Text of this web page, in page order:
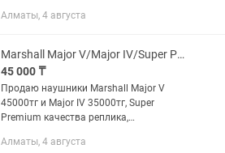
музыкальный сабвуфер 1,2-каналом
приемника...
Алматы, 4 августа
Marshall Major V/Major IV/Super Premium/стильные/мощные/доставка
45 000 ₸
Продаю наушники Marshall Major V
45000тг и Major IV 35000тг, Super
Premium качества реплика,
производства Сингапур,в коричневом
Алматы, 4 августа